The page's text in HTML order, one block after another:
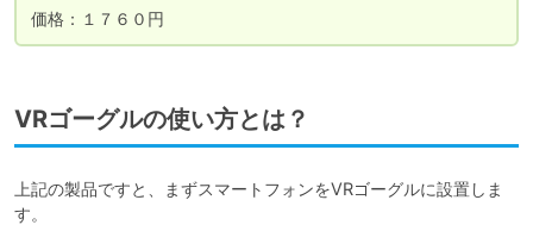
VRゴーグルの使い方とは？
上記の製品ですと、まずスマートフォンをVRゴーグルに設置しま
す。